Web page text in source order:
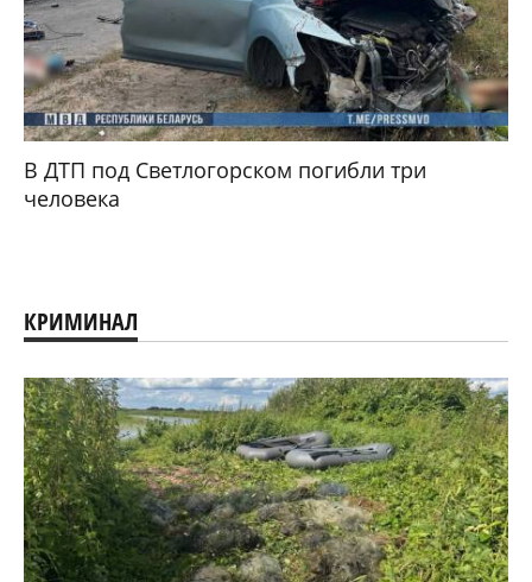
В ДТП под Светлогорском погибли три
человека
КРИМИНАЛ